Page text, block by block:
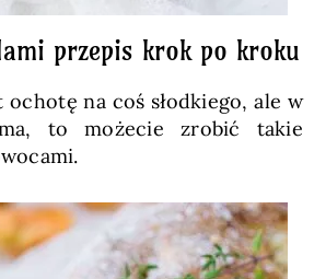
przepis krok po kroku
ochotę na coś słodkiego, ale w
to możecie zrobić takie